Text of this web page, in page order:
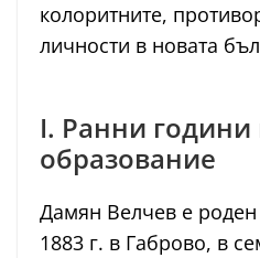
колоритните,
личности в новата
I. Ранни
образование
Дамян Велчев е
1883 г. в Габрово, в